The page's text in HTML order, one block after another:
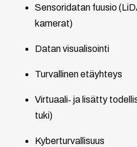
Sensoridatan fuusio
kamerat)
Datan visualisointi
Turvallinen etäyhteys
Virtuaali‑ ja lisätty
tuki)
Kyberturvallisuus